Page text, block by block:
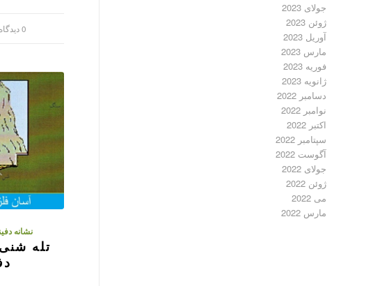
0 دیدگاه
نشانه
تله
جولای 2023
ژوئن 2023
آوریل 2023
مارس 2023
فوریه 2023
ژانویه 2023
دسامبر 2022
نوامبر 2022
اکتبر 2022
سپتامبر 2022
آگوست 2022
جولای 2022
ژوئن 2022
می 2022
مارس 2022